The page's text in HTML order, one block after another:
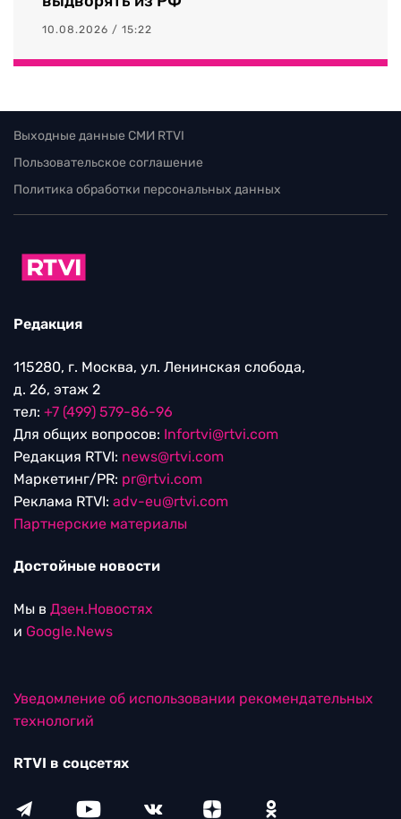
10.08.2026 / 15:22
Выходные данные СМИ RTVI
Пользовательское соглашение
Политика обработки персональных данных
Редакция
115280, г. Москва, ул. Ленинская слобода,
д. 26, этаж 2
тел: +7 (499) 579-86-96
Для общих вопросов: Infortvi@rtvi.com
Редакция RTVI: news@rtvi.com
Маркетинг/PR: pr@rtvi.com
Реклама RTVI: adv-eu@rtvi.com
Партнерские материалы
Достойные новости
Мы в Дзен.Новостях
и Google.News
Уведомление об использовании рекомендательных
технологий
RTVI в соцсетях